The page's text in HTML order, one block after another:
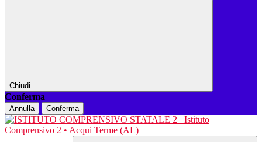
Chiudi
Conferma
Annulla Conferma
Istituto
Comprensivo 2 • Acqui Terme (AL)